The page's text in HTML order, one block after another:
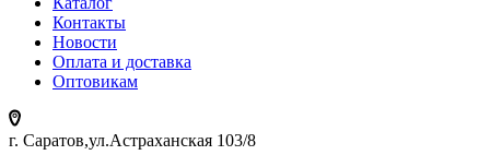
Контакты
Новости
Оплата и доставка
Оптовикам
г. Саратов,ул.Астраханская 103/8